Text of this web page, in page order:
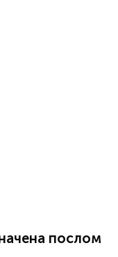
послом